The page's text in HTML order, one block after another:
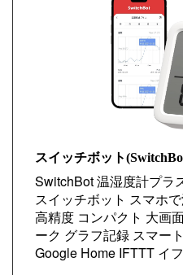
スイッチボット
SwitchBot 温湿度計プラ
スイッチボット スマホ
高精度 コンパクト 大画
ーク グラフ記録 スマー
Google Home IFTTT イ